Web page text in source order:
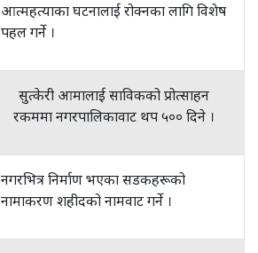
आत्महत्याका घटनालाई रोक्नका लागि विशेष
पहल गर्ने ।
सुत्केरी आमालाई साविकको प्रोत्साहन
रकममा नगरपालिकावाट थप ५०० दिने ।
नगरभित्र निर्माण भएका सडकहरूको
नामाकरण शहीदको नामवाट गर्ने ।